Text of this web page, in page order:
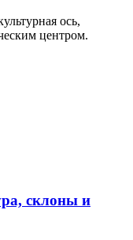
ось,
центром.
склоны и